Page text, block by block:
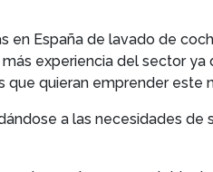
en España de lavado de
experiencia del sector
que quieran emprender
a las necesidades